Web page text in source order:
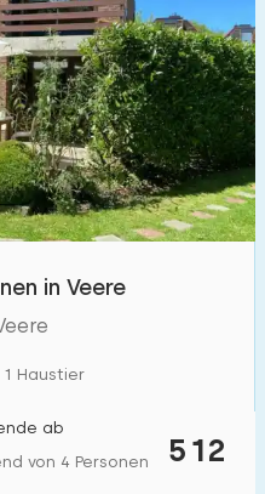
5
5
20
in Veere
Haustier
512
ab
von 4 Personen